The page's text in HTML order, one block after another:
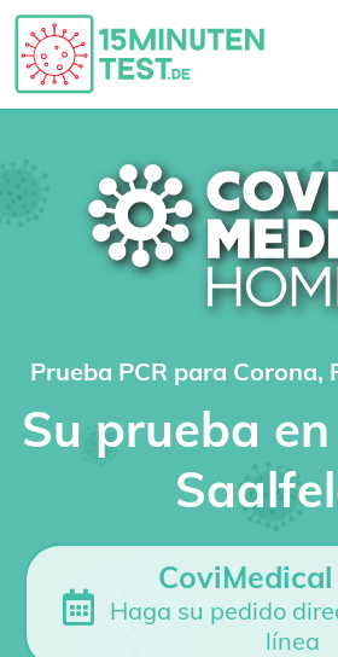
Prueba PCR para Corona,
Su prueba
Haga su pedido
línea